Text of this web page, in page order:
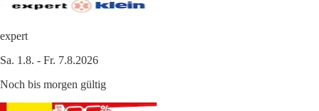
expert
Sa. 1.8. - Fr. 7.8.2026
Noch bis morgen gültig